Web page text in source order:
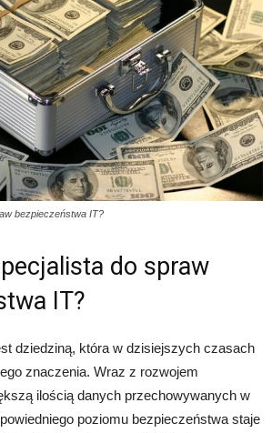
bezpieczeństwa IT?
do spraw
IT?
dziedziną, która w dzisiejszych czasach
znaczenia. Wraz z rozwojem
ilością danych przechowywanych w
poziomu bezpieczeństwa staje